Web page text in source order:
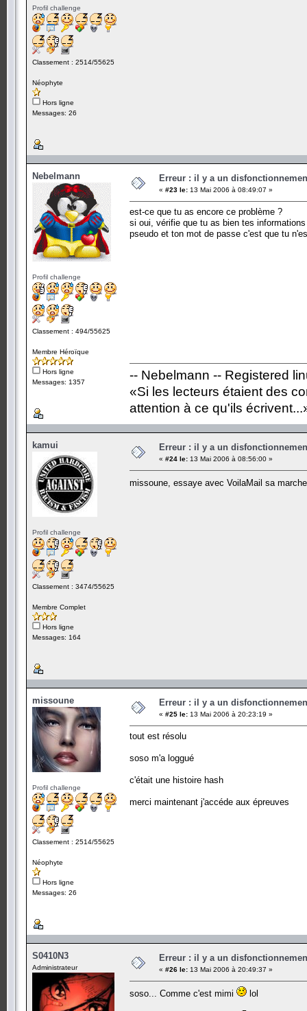
Profil challenge
Classement : 2514/55625
Néophyte
Hors ligne
Messages: 26
Nebelmann
Profil challenge
Classement : 494/55625
Membre Héroïque
Hors ligne
Messages: 1357
Erreur : il y a un
« #23 le: 13 Mai 2006 à 08:49:07 »
est-ce que tu as encore ce problème ?
si oui, vérifie que tu as bien tes
pseudo et ton mot de passe c'est que tu
-- Nebelmann -- Registered
«Si les lecteurs étaient des
attention à ce qu'ils
kamui
Profil challenge
Classement : 3474/55625
Membre Complet
Hors ligne
Messages: 164
Erreur : il y a un
« #24 le: 13 Mai 2006 à 08:56:00 »
missoune, essaye avec VoilaMail sa
missoune
Profil challenge
Classement : 2514/55625
Néophyte
Hors ligne
Messages: 26
Erreur : il y a un
« #25 le: 13 Mai 2006 à 20:23:19 »
tout est résolu
soso m'a loggué
c'était une histoire hash
merci maintenant j'accéde aux épreuves
S0410N3
Administrateur
Erreur : il y a un
« #26 le: 13 Mai 2006 à 20:49:37 »
soso... Comme c'est mimi lol